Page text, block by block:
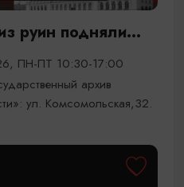
руин подняли...
ПН-ПТ 10:30-17:00
архив
ул. Комсомольская,32.